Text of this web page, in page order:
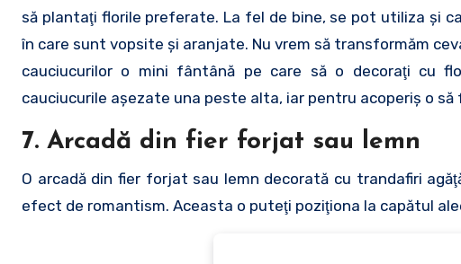
să plantaţi florile preferate. La fel de bine, se pot utiliza şi
în care sunt vopsite şi aranjate. Nu vrem să transformăm
cauciucurilor o mini fântână pe care să o decoraţi cu
cauciucurile aşezate una peste alta, iar pentru acoperiş o să
7. Arcadă din fier forjat sau lemn
O arcadă din fier forjat sau lemn decorată cu trandafiri
efect de romantism. Aceasta o puteţi poziţiona la capătul